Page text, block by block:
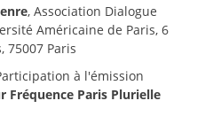
, Association Dialogue
Américaine de Paris, 6
75007 Paris
à l'émission
Fréquence Paris Plurielle